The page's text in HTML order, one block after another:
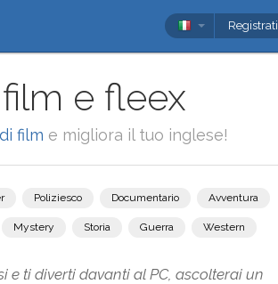
Registrati
e fleex
film e migliora il tuo inglese!
Poliziesco Documentario Avventura
Mystery Storia Guerra Western
e ti diverti davanti al PC, ascolterai un